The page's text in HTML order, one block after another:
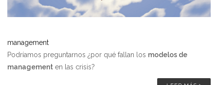
management
Podríamos preguntarnos ¿por qué fallan los modelos de
management en las crisis?